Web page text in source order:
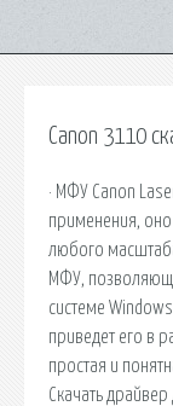
Canon 3110
· МФУ Canon
применения,
любого
МФУ,
системе
приведет его в
простая и
Скачать